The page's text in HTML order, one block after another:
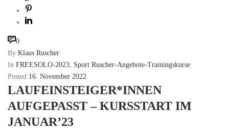
0
By Klaus Ruscher
In FREESOLO-2023, Sport Ruscher-Angebote-Trainingskurse
Posted 16. November 2022
LAUFEINSTEIGER*INNEN
AUFGEPASST – KURSSTART IM
JANUAR’23